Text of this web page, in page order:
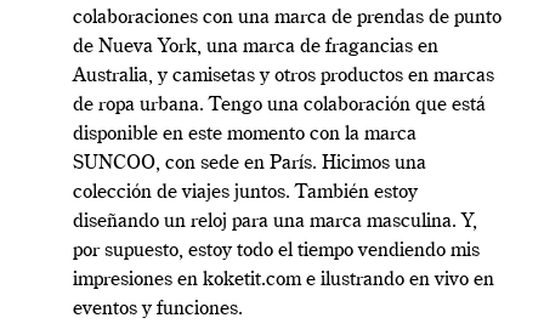
colaboraciones con una marca de prendas de punto
de Nueva York, una marca de fragancias en
Australia, y camisetas y otros productos en marcas
de ropa urbana. Tengo una colaboración que está
disponible en este momento con la marca
SUNCOO, con sede en París. Hicimos una
colección de viajes juntos. También estoy
diseñando un reloj para una marca masculina. Y,
por supuesto, estoy todo el tiempo vendiendo mis
impresiones en koketit.com e ilustrando en vivo en
eventos y funciones.